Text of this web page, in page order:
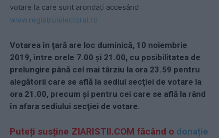
votare la care sunt arondaţi accesând
www.registrulelectoral.ro
Votarea în ţară are loc duminică, 10 noiembrie
2019, între orele 7.00 şi 21.00, cu posibilitatea de
prelungire până cel mai târziu la ora 23.59 pentru
alegătorii care se află la sediul secţiei de votare la
ora 21.00, precum şi pentru cei care se află la rând
în afara sediului secţiei de votare.
Puteți susține ZIARISTII.COM făcând o donație